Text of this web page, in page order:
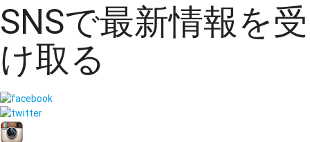
SNSで最新情報を受
け取る